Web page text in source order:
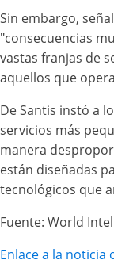
Sin embargo,
"consecuencias
vastas franjas de
aquellos que
De Santis instó a
servicios más
manera
están diseñadas
tecnológicos que
Fuente: World
Enlace a la noticia